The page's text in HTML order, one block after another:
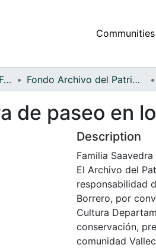
Archivo del Patrimonio Fotográfico y Fílmico del Valle del Cauca Fondo Archivo del Patrimonio Fotográfico y Fílmico del Valle del Cauca
de paseo en
Description
Familia
El Archivo del
responsabilidad
Borrero, por
Cultura
conservación,
comunidad